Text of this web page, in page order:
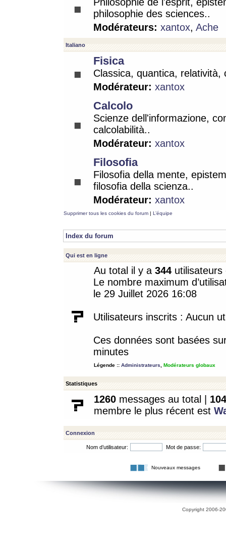
philosophie des sciences..
Modérateurs: xantox, Ache
Italiano
Fisica
Classica, quantica, relatività,
Modérateur: xantox
Calcolo
Scienze dell'informazione,
calcolabilità..
Modérateur: xantox
Filosofia
Filosofia della mente,
filosofia della scienza..
Modérateur: xantox
Supprimer tous les cookies du forum | L’équipe
Index du forum
Qui est en ligne
Au total il y a 344
Le nombre maximum
le 29 Juillet 2026 16:08
Utilisateurs inscrits : Aucun
Ces données sont basées
minutes
Légende :: Administrateurs Modérateurs globaux
Statistiques
1260 messages au total | 104
membre le plus récent est
Connexion
Nom d’utilisateur: Mot de passe:
Nouveaux messages
Copyright 2006-